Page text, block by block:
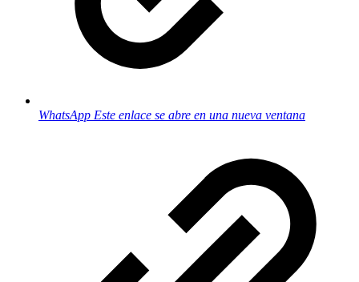
WhatsApp Este enlace se abre en una nueva ventana